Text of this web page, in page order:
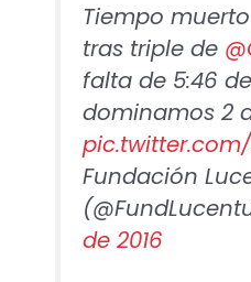
Tiempo
tras triple de
falta de 5:46
dominamos 2 a
pic.twitter.com/
Fundación
de 2016